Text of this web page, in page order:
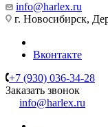
info@harlex.ru
г. Новосибирск,
Вконтакте
+7 (930) 036-34-28
Заказать звонок
info@harlex.ru